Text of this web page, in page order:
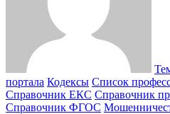
портала Кодексы Cписок
Справочник ЕКС Справочник
Справочник ФГОС